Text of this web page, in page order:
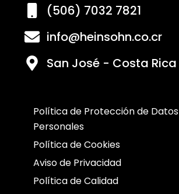
(506) 7032 7821
info@heinsohn.co.cr
San José - Costa Rica
Política de Protección de Datos
Personales
Política de Cookies
Aviso de Privacidad
Política de Calidad